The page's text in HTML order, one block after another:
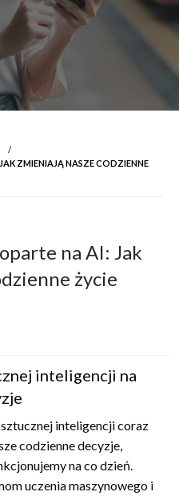
ZMIENIAJĄ NASZE CODZIENNE
na AI: Jak
życie
inteligencji na
inteligencji coraz
codzienne decyzje,
na co dzień.
uczenia maszynowego i